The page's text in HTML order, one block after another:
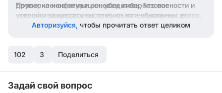
Проверка конфигурации: убедитесь, что все
устройства настроены правильно и обновлены до
последних версий программного обеспечения для
Мониторинг сети: следите за активностью в сети
подозрительную активность.
других членов семьи основам кибербезопасности и
умениям защищать систему от потенциальных угроз.
Авторизуйся, чтобы прочитать ответ целиком
102 3 Поделиться
Задай свой вопрос